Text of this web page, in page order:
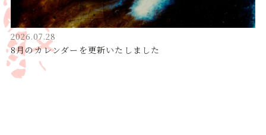
2026.07.28
8月のカレンダーを更新いたしました